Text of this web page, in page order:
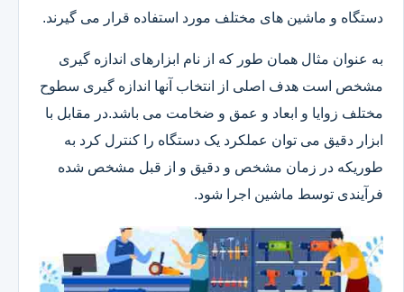
دستگاه و ماشین های مختلف مورد استفاده قرار می گیرند.
به عنوان مثال همان طور که از نام ابزارهای اندازه گیری
مشخص است هدف اصلی از انتخاب آنها اندازه گیری سطوح
مختلف زوایا و ابعاد و عمق و ضخامت می باشد.در مقابل با
ابزار دقیق می توان عملکرد یک دستگاه را کنترل کرد به
طوریکه در زمان مشخص و دقیق و از قبل مشخص شده
فرآیندی توسط ماشین اجرا شود.